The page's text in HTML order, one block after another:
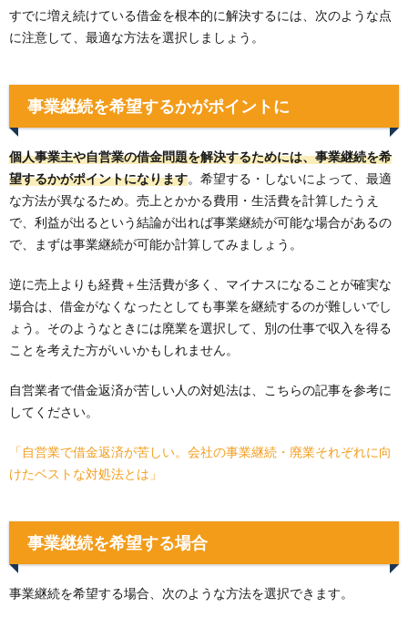
すでに増え続けている借金を根本的に解決するには、次のような点
に注意して、最適な方法を選択しましょう。
事業継続を希望するかがポイントに
個人事業主や自営業の借金問題を解決するためには、事業継続を希
望するかがポイントになります。希望する・しないによって、最適
な方法が異なるため。売上とかかる費用・生活費を計算したうえ
で、利益が出るという結論が出れば事業継続が可能な場合があるの
で、まずは事業継続が可能か計算してみましょう。
逆に売上よりも経費＋生活費が多く、マイナスになることが確実な
場合は、借金がなくなったとしても事業を継続するのが難しいでし
ょう。そのようなときには廃業を選択して、別の仕事で収入を得る
ことを考えた方がいいかもしれません。
自営業者で借金返済が苦しい人の対処法は、こちらの記事を参考に
してください。
「自営業で借金返済が苦しい。会社の事業継続・廃業それぞれに向
けたベストな対処法とは」
事業継続を希望する場合
事業継続を希望する場合、次のような方法を選択できます。